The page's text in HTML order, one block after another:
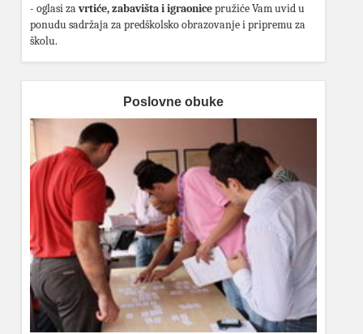
- oglasi zavrtiće, zabavišta i igraonicepružiće Vam uvid u
ponudu sadržaja za predškolsko obrazovanje i pripremu za
školu.
Poslovne obuke